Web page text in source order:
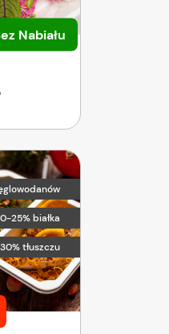
Nabiału
25% białka
tłuszczu